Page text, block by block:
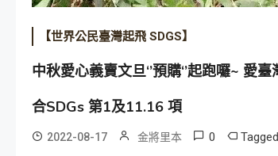
【世界公民臺灣起飛 SDGS】
中秋愛心義賣文旦‘’預購‘’起跑囉~
合SDGs 第1及11.16 項
2022-08-17 金將里本 0 Tagged